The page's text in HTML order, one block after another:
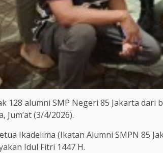
128 alumni SMP Negeri 85 Jakarta
Jum’at (3/4/2026).
Ikadelima (Ikatan Alumni SMPN 85
Idul Fitri 1447 H.